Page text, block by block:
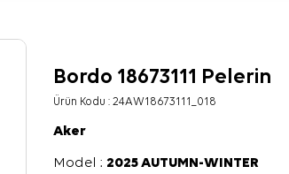
Bordo 18673111 Pelerin
Ürün Kodu :24AW18673111_018
Aker
Model :2025 AUTUMN-WINTER